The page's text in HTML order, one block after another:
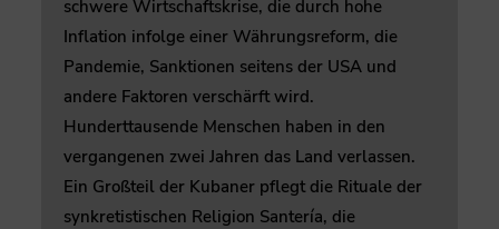
schwere Wirtschaftskrise, die durch hohe
Inflation infolge einer Währungsreform, die
Pandemie, Sanktionen seitens der USA und
andere Faktoren verschärft wird.
Hunderttausende Menschen haben in den
vergangenen zwei Jahren das Land verlassen.
Ein Großteil der Kubaner pflegt die Rituale der
synkretistischen Religion Santería, die